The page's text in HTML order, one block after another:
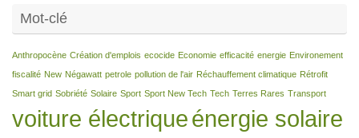
Mot-clé
Anthropocène Création d'emplois ecocide Economie efficacité energie Environement
fiscalité New Négawatt petrole pollution de l'air Réchauffement climatique Rétrofit
Smart grid Sobriété Solaire Sport Sport New Tech Tech Terres Rares Transport
voiture électriqueénergie solaire